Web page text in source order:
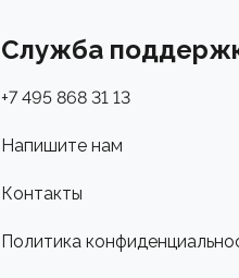
Служба
+7 495 868 31 13
Напишите нам
Контакты
Политика